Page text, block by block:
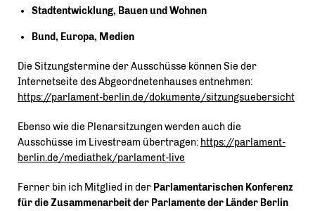
Stadtentwicklung, Bauen und Wohnen
Bund, Europa, Medien
Die Sitzungstermine der Ausschüsse können Sie der
Internetseite des Abgeordnetenhauses entnehmen:
https://parlament-berlin.de/dokumente/sitzungsuebersicht
Ebenso wie die Plenarsitzungen werden auch die
Ausschüsse im Livestream übertragen: https://parlament-
berlin.de/mediathek/parlament-live
Ferner bin ich Mitglied in der Parlamentarischen Konferenz
für die Zusammenarbeit der Parlamente der Länder Berlin